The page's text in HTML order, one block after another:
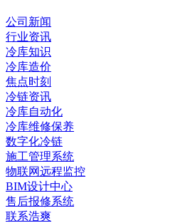
公司新闻
行业资讯
冷库知识
冷库造价
焦点时刻
冷链资讯
冷库自动化
冷库维修保养
数字化冷链
施工管理系统
物联网远程监控
BIM设计中心
售后报修系统
联系浩爽